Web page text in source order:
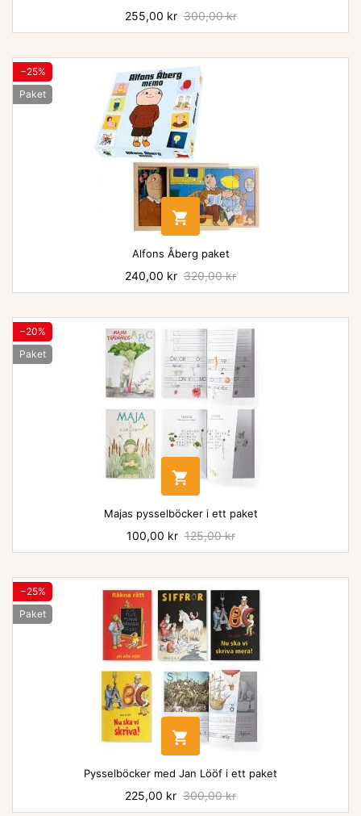
Pris
255,00 kr Baspris
300,00 kr
−25%
Paket

Alfons Åberg paket
Pris
240,00 kr Baspris
320,00 kr
−20%
Paket

Majas pysselböcker i ett paket
Pris
100,00 kr Baspris
125,00 kr
−25%
Paket

Pysselböcker med Jan Lööf i ett paket
Pris
225,00 kr Baspris
300,00 kr